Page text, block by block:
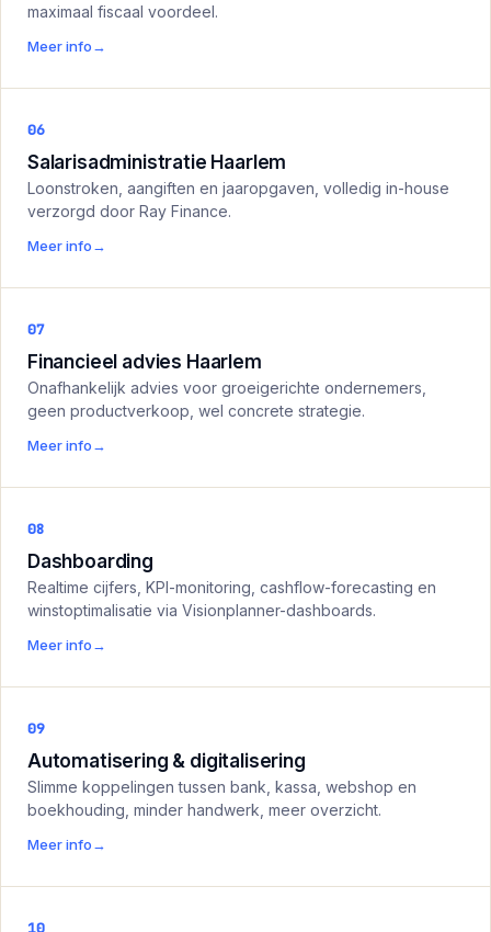
maximaal fiscaal voordeel.
Meer info→
06
Salarisadministratie Haarlem
Loonstroken, aangiften en jaaropgaven, volledig in-house
verzorgd door Ray Finance.
Meer info→
07
Financieel advies Haarlem
Onafhankelijk advies voor groeigerichte ondernemers,
geen productverkoop, wel concrete strategie.
Meer info→
08
Dashboarding
Realtime cijfers, KPI-monitoring, cashflow-forecasting en
winstoptimalisatie via Visionplanner-dashboards.
Meer info→
09
Automatisering & digitalisering
Slimme koppelingen tussen bank, kassa, webshop en
boekhouding, minder handwerk, meer overzicht.
Meer info→